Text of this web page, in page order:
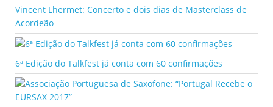
Vincent Lhermet: Concerto e dois dias de Masterclass de
Acordeão
6ª Edição do Talkfest já conta com 60 confirmações